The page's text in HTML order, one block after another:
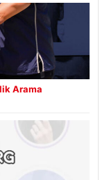
Arama